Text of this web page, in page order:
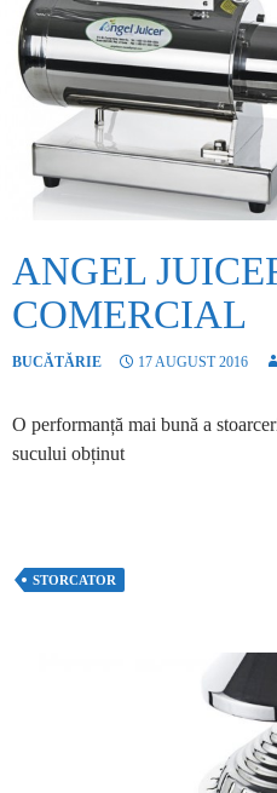
ANGEL
COMERCIAL
BUCĂTĂRIE 17 AUGUST 2016
O performanță mai bună a
sucului obținut
STORCATOR